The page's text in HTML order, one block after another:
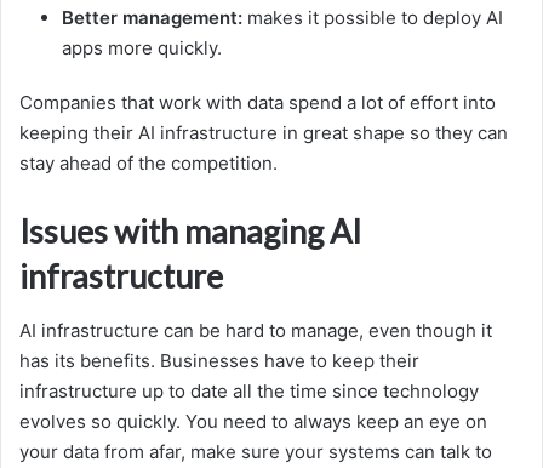
Better management: makes it possible to deploy AI
apps more quickly.
Companies that work with data spend a lot of effort into
keeping their AI infrastructure in great shape so they can
stay ahead of the competition.
Issues with managing AI
infrastructure
AI infrastructure can be hard to manage, even though it
has its benefits. Businesses have to keep their
infrastructure up to date all the time since technology
evolves so quickly. You need to always keep an eye on
your data from afar, make sure your systems can talk to